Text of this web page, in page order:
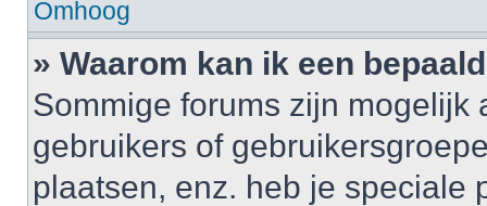
Omhoog
» Waarom kan ik een
Sommige forums zijn
gebruikers of
plaatsen, enz. heb je speciale